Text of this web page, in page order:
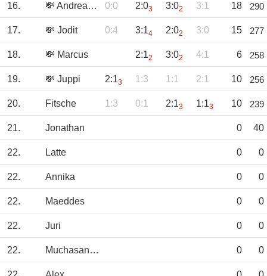
16. 💸 AndreasKr 0:0 2:03 3:02 3:1 18 290
17. 💸 Jodit 0:4 3:14 2:02 3:0 15 277
18. 💸 Marcus 2:12 3:02 4:1 6 258
19. 💸 Juppi 2:13 1:3 1:1 2:1 10 256
20. Fitsche 1:3 0:1 2:13 1:13 10 239
21. Jonathan 0 40
22. Latte 0 0
22. Annika 0 0
22. Maeddes 0 0
22. Juri 0 0
22. Muchasangre 0 0